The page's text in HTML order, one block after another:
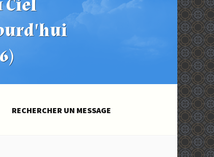
Ciel
RECHERCHER UN MESSAGE